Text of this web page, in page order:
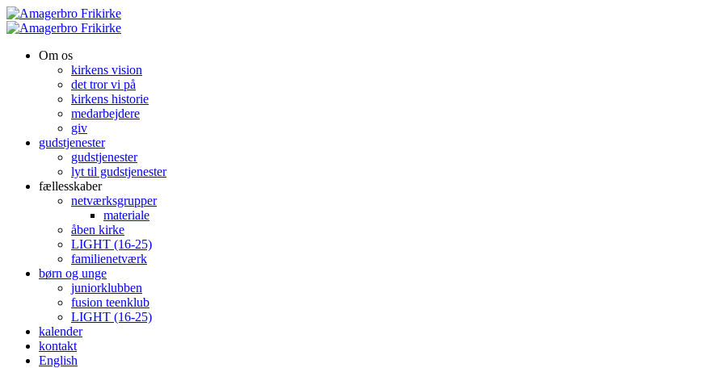
Om os
kirkens vision
det tror vi på
kirkens historie
medarbejdere
giv
gudstjenester
gudstjenester
lyt til gudstjenester
fællesskaber
netværksgrupper
materiale
åben kirke
LIGHT (16-25)
familienetværk
børn og unge
juniorklubben
fusion teenklub
LIGHT (16-25)
kalender
kontakt
English